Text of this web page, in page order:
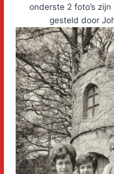
onderste 2 foto’s
gesteld door